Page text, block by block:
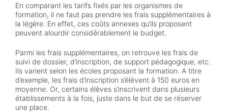
En comparant les tarifs fixés par les organismes de
formation, il ne faut pas prendre les frais supplémentaires à
la légère. En effet, ces coûts annexes qu’ils proposent
peuvent alourdir considérablement le budget.
Parmi les frais supplémentaires, on retrouve les frais de
suivi de dossier, d’inscription, de support pédagogique, etc.
Ils varient selon les écoles proposant la formation. A titre
d’exemple, les frais d’inscription s’élèvent à 150 euros en
moyenne. Or, certains élèves s’inscrivent dans plusieurs
établissements à la fois, juste dans le but de se réserver
une place.